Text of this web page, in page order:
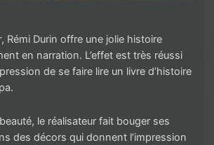
, Rémi Durin offre une jolie histoire
en narration. L’effet est très réussi
de se faire lire un livre d’histoire
le réalisateur fait bouger ses
des décors qui donnent l’impression